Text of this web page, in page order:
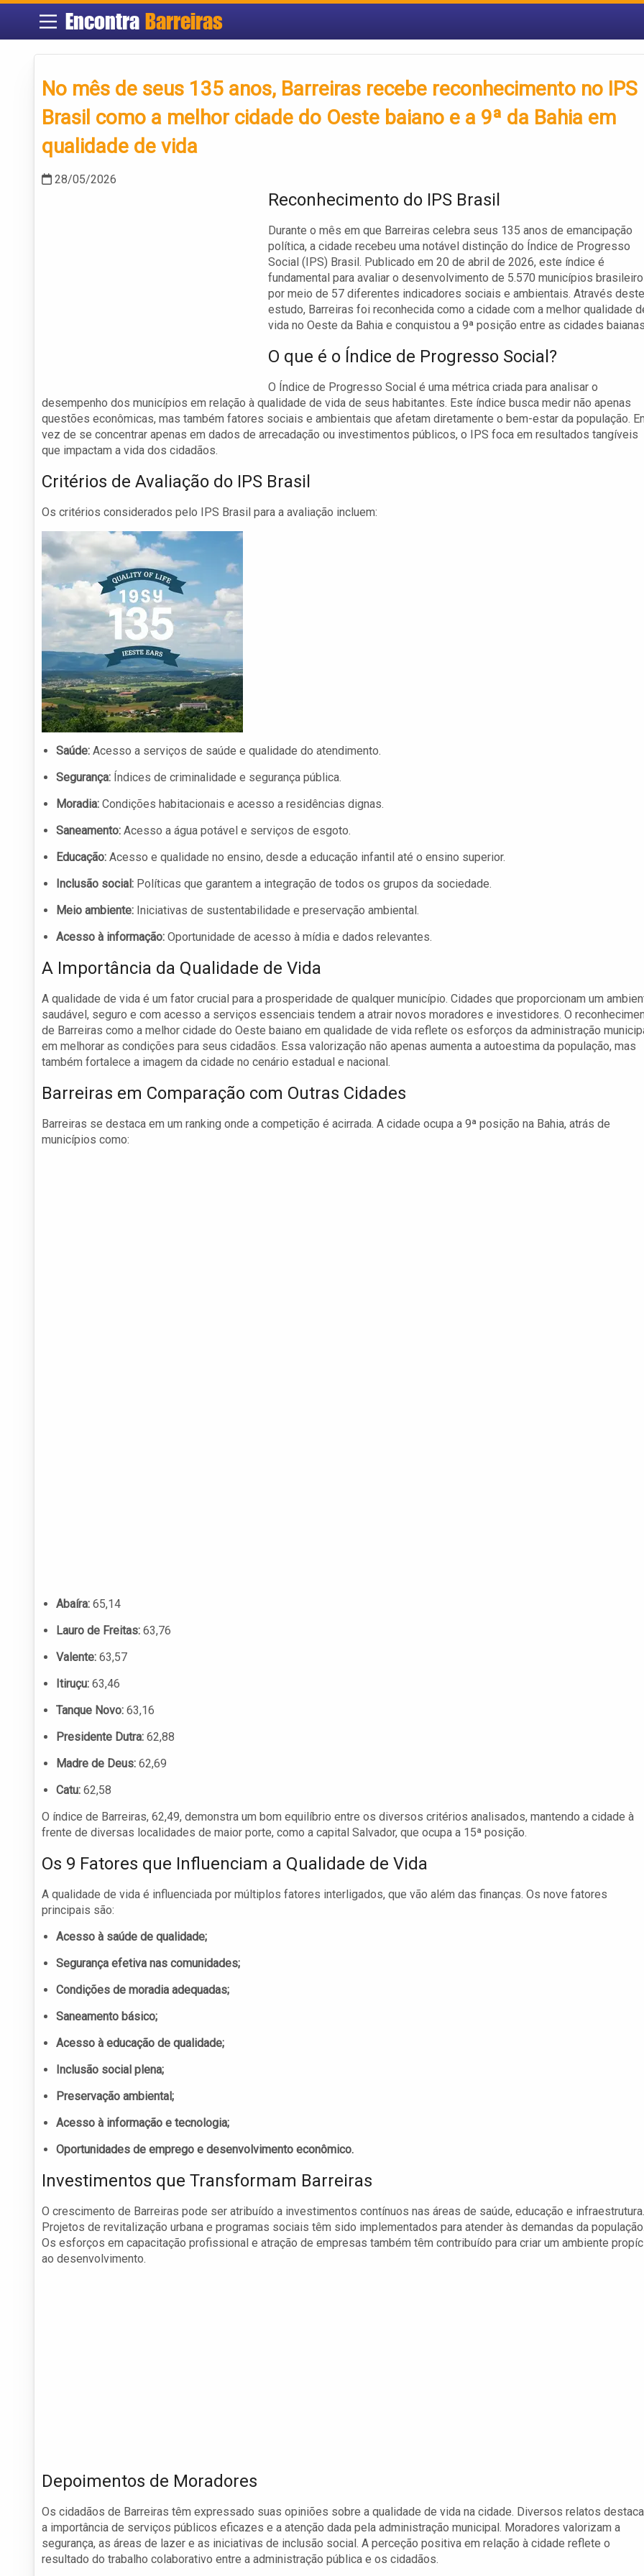
Encontra Barreiras
No mês de seus 135 anos, Barreiras recebe reconhecimento no IPS
Brasil como a melhor cidade do Oeste baiano e a 9ª da Bahia em
qualidade de vida
28/05/2026
Reconhecimento do IPS Brasil
Durante o mês em que Barreiras celebra seus 135 anos de emancipação
política, a cidade recebeu uma notável distinção do Índice de Progresso
Social (IPS) Brasil. Publicado em 20 de abril de 2026, este índice é
fundamental para avaliar o desenvolvimento de 5.570 municípios
por meio de 57 diferentes indicadores sociais e ambientais. Através deste
estudo, Barreiras foi reconhecida como a cidade com a melhor qualidade
vida no Oeste da Bahia e conquistou a 9ª posição entre as cidades
O que é o Índice de Progresso Social?
O Índice de Progresso Social é uma métrica criada para analisar o
desempenho dos municípios em relação à qualidade de vida de seus habitantes. Este índice busca medir não apenas
questões econômicas, mas também fatores sociais e ambientais que afetam diretamente o bem-estar da população.
vez de se concentrar apenas em dados de arrecadação ou investimentos públicos, o IPS foca em resultados tangíveis
que impactam a vida dos cidadãos.
Critérios de Avaliação do IPS Brasil
Os critérios considerados pelo IPS Brasil para a avaliação incluem:
Saúde: Acesso a serviços de saúde e qualidade do atendimento.
Segurança: Índices de criminalidade e segurança pública.
Moradia: Condições habitacionais e acesso a residências dignas.
Saneamento: Acesso a água potável e serviços de esgoto.
Educação: Acesso e qualidade no ensino, desde a educação infantil até o ensino superior.
Inclusão social: Políticas que garantem a integração de todos os grupos da sociedade.
Meio ambiente: Iniciativas de sustentabilidade e preservação ambiental.
Acesso à informação: Oportunidade de acesso à mídia e dados relevantes.
A Importância da Qualidade de Vida
A qualidade de vida é um fator crucial para a prosperidade de qualquer município. Cidades que proporcionam um
saudável, seguro e com acesso a serviços essenciais tendem a atrair novos moradores e investidores. O
de Barreiras como a melhor cidade do Oeste baiano em qualidade de vida reflete os esforços da administração
em melhorar as condições para seus cidadãos. Essa valorização não apenas aumenta a autoestima da população, mas
também fortalece a imagem da cidade no cenário estadual e nacional.
Barreiras em Comparação com Outras Cidades
Barreiras se destaca em um ranking onde a competição é acirrada. A cidade ocupa a 9ª posição na Bahia, atrás de
municípios como:
Abaíra: 65,14
Lauro de Freitas: 63,76
Valente: 63,57
Itiruçu: 63,46
Tanque Novo: 63,16
Presidente Dutra: 62,88
Madre de Deus: 62,69
Catu: 62,58
O índice de Barreiras, 62,49, demonstra um bom equilíbrio entre os diversos critérios analisados, mantendo a cidade à
frente de diversas localidades de maior porte, como a capital Salvador, que ocupa a 15ª posição.
Os 9 Fatores que Influenciam a Qualidade de Vida
A qualidade de vida é influenciada por múltiplos fatores interligados, que vão além das finanças. Os nove fatores
principais são:
Acesso à saúde de qualidade;
Segurança efetiva nas comunidades;
Condições de moradia adequadas;
Saneamento básico;
Acesso à educação de qualidade;
Inclusão social plena;
Preservação ambiental;
Acesso à informação e tecnologia;
Oportunidades de emprego e desenvolvimento econômico.
Investimentos que Transformam Barreiras
O crescimento de Barreiras pode ser atribuído a investimentos contínuos nas áreas de saúde, educação e infraestrutura.
Projetos de revitalização urbana e programas sociais têm sido implementados para atender às demandas da
Os esforços em capacitação profissional e atração de empresas também têm contribuído para criar um ambiente
ao desenvolvimento.
Depoimentos de Moradores
Os cidadãos de Barreiras têm expressado suas opiniões sobre a qualidade de vida na cidade. Diversos relatos
a importância de serviços públicos eficazes e a atenção dada pela administração municipal. Moradores valorizam a
segurança, as áreas de lazer e as iniciativas de inclusão social. A perceção positiva em relação à cidade reflete o
resultado do trabalho colaborativo entre a administração pública e os cidadãos.